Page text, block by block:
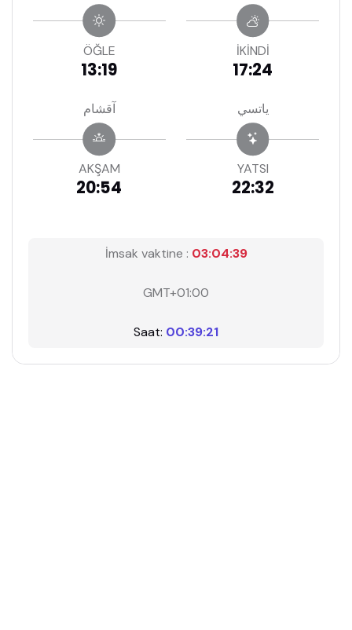
ÖĞLE
13:19
İKİNDİ
17:24
آقشام
AKŞAM
20:54
ياتسي
YATSI
22:32
İmsak vaktine : 03:04:39
GMT+01:00
Saat: 00:39:21